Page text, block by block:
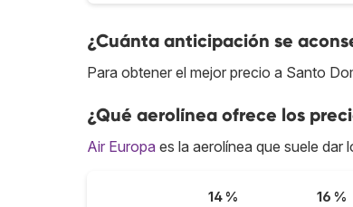
¿Cuánta anticipación se
Para obtener el mejor precio a Santo
¿Qué aerolínea ofrece los
Air Europa es la aerolínea que suele dar
14 % 16 %